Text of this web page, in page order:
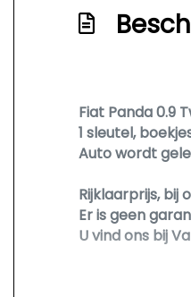
Fiat Panda 0.9
1 sleutel,
Auto wordt
Rijklaarprijs, bij
Er is geen
U vind ons bij